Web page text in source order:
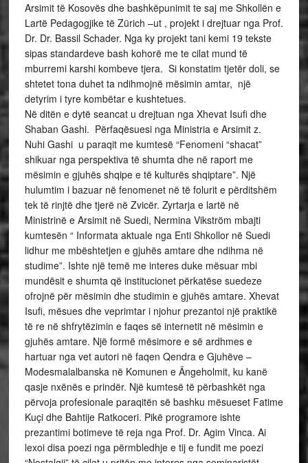
Arsimit të Kosovës dhe bashkëpunimit te saj me Shkollën e
Lartë Pedagogjike të Zürich –ut , projekt i drejtuar nga Prof.
Dr. Dr. Bassil Schader. Nga ky projekt tani kemi 19 tekste
sipas standardeve bash kohorë me te cilat mund të
mburremi karshi kombeve tjera. Si konstatim tjetër doli, se
shtetet tona duhet ta ndihmojnë mësimin amtar, një
detyrim i tyre kombëtar e kushtetues.
Në ditën e dytë seancat u drejtuan nga Xhevat Isufi dhe
Shaban Gashi. Përfaqësuesi nga Ministria e Arsimit z.
Nuhi Gashi u paraqit me kumtesë “Fenomeni “shacat”
shikuar nga perspektiva të shumta dhe në raport me
mësimin e gjuhës shqipe e të kulturës shqiptare”. Një
hulumtim i bazuar në fenomenet në të folurit e përditshëm
tek të rinjtë dhe tjerë në Zvicër. Zyrtarja e lartë në
Ministrinë e Arsimit në Suedi, Nermina Vikström mbajti
kumtesën “ Informata aktuale nga Enti Shkollor në Suedi
lidhur me mbështetjen e gjuhës amtare dhe ndihma në
studime”. Ishte një temë me interes duke mësuar mbi
mundësit e shumta që institucionet përkatëse suedeze
ofrojnë për mësimin dhe studimin e gjuhës amtare. Xhevat
Isufi, mësues dhe veprimtar i njohur prezantoi një praktikë
të re në shfrytëzimin e faqes së internetit në mësimin e
gjuhës amtare. Një formë mësimore e së ardhmes e
hartuar nga vet autori në faqen Qendra e Gjuhëve –
Modesmalalbanska në Komunen e Ängeholmit, ku kanë
qasje nxënës e prindër. Një kumtesë të përbashkët nga
përvoja profesionale paraqitën së bashku mësueset Fatime
Kuçi dhe Bahtije Ratkoceri. Pikë programore ishte
prezantimi botimeve të reja nga Prof. Dr. Agim Vinca. Ai
lexoi disa poezi nga përmbledhje e tij e fundit me poezi